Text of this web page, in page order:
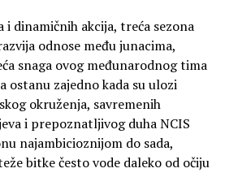
dinamičnih akcija, treća sezona
odnose među junacima,
snaga ovog međunarodnog tima
ostanu zajedno kada su ulozi
okruženja, savremenih
i prepoznatljivog duha NCIS
najambicioznijom do sada,
bitke često vode daleko od očiju